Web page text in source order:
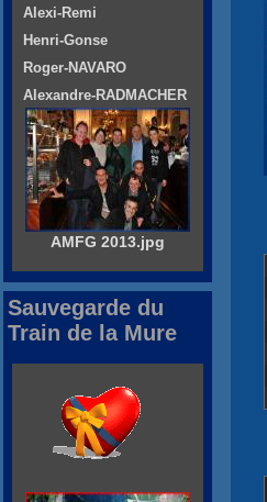
Alexi-Remi
Henri-Gonse
Roger-NAVARO
Alexandre-RADMACHER
AMFG 2013.jpg
Sauvegarde du
Train de la Mure